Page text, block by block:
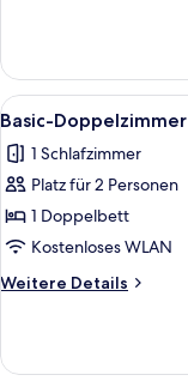
Alle
Fotos
für
Basic-
Doppelzimmer
anzeigen
5
Basic-Doppelzimmer
1 Schlafzimmer
Platz für 2 Personen
1 Doppelbett
Kostenloses WLAN
Weitere Details
Weitere
Doppelzimmer